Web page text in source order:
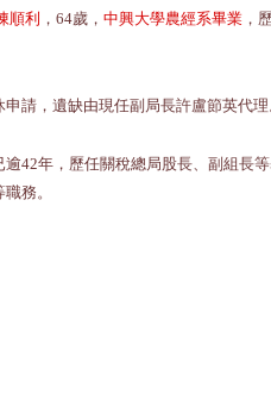
順利 ，64歲， 中興大學農經系畢業 ，
請，遺缺由現任副局長許盧節英代
42年，歷任關稅總局股長、副組長
務。